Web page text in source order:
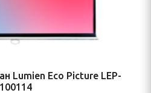
Lumien Eco Picture LEP-
100114